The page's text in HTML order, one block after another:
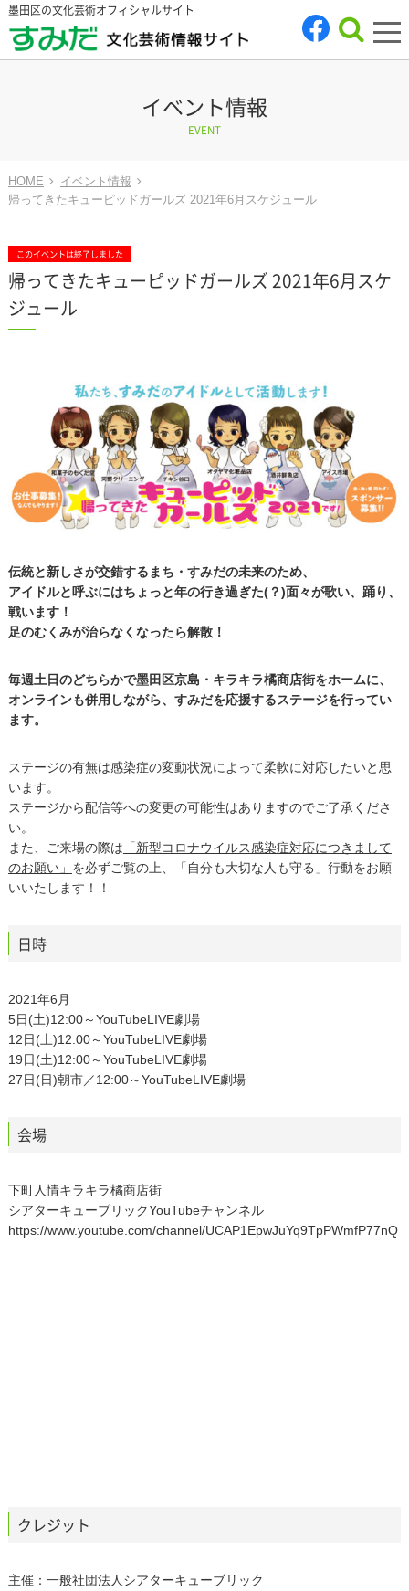
墨田区の文化芸術オフィシャルサイト
イベント情報
EVENT
HOME
イベント情報
帰ってきたキューピッドガールズ 2021年6月スケジュール
このイベントは終了しました
帰ってきたキューピッドガールズ 2021年6月スケ
ジュール
伝統と新しさが交錯するまち・すみだの未来のため、
アイドルと呼ぶにはちょっと年の行き過ぎた(？)面々が歌い、踊り、
戦います！
足のむくみが治らなくなったら解散！
毎週土日のどちらかで墨田区京島・キラキラ橘商店街をホームに、
オンラインも併用しながら、すみだを応援するステージを行ってい
ます。
ステージの有無は感染症の変動状況によって柔軟に対応したいと思
います。
ステージから配信等への変更の可能性はありますのでご了承くださ
い。
また、ご来場の際は 「新型コロナウイルス感染症対応につきまして
のお願い」 を必ずご覧の上、「自分も大切な人も守る」行動をお願
いいたします！！
日時
2021年6月
5日(土)12:00～YouTubeLIVE劇場
12日(土)12:00～YouTubeLIVE劇場
19日(土)12:00～YouTubeLIVE劇場
27日(日)朝市／12:00～YouTubeLIVE劇場
会場
下町人情キラキラ橘商店街
シアターキューブリックYouTubeチャンネル
https://www.youtube.com/channel/UCAP1EpwJuYq9TpPWmfP77nQ
クレジット
主催：一般社団法人シアターキューブリック